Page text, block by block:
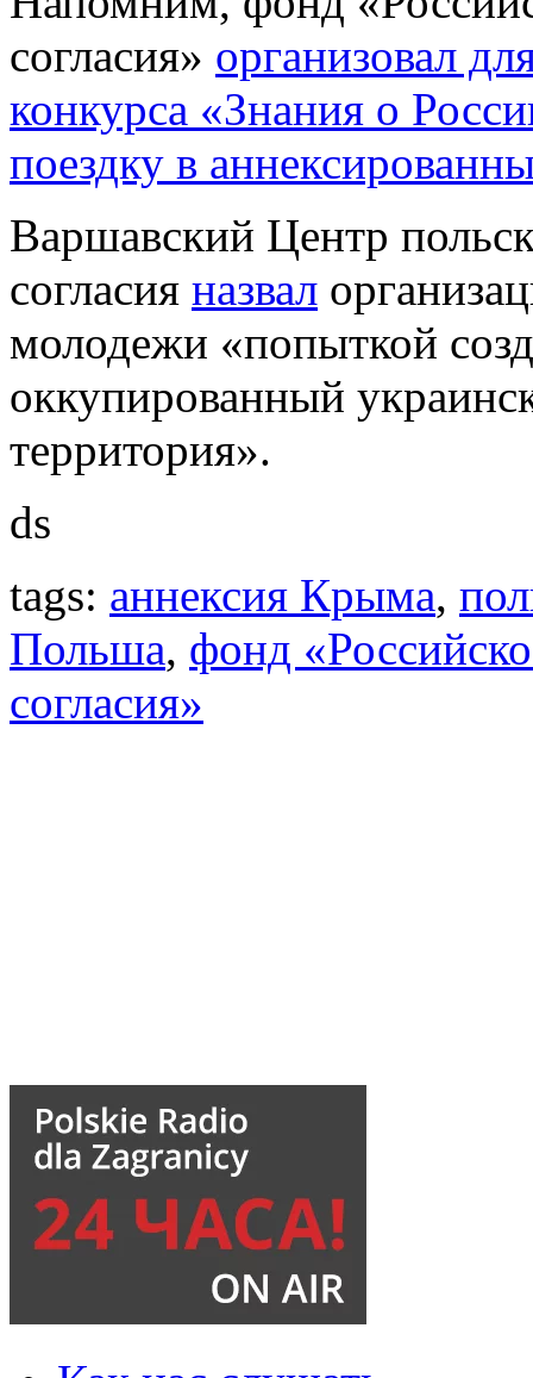
согласия» организовал
конкурса «Знания о
поездку в
Варшавский Центр
согласия назвал
молодежи «попыткой
оккупированный
территория».
ds
tags: аннексия Крыма,
Польша, фонд
согласия»